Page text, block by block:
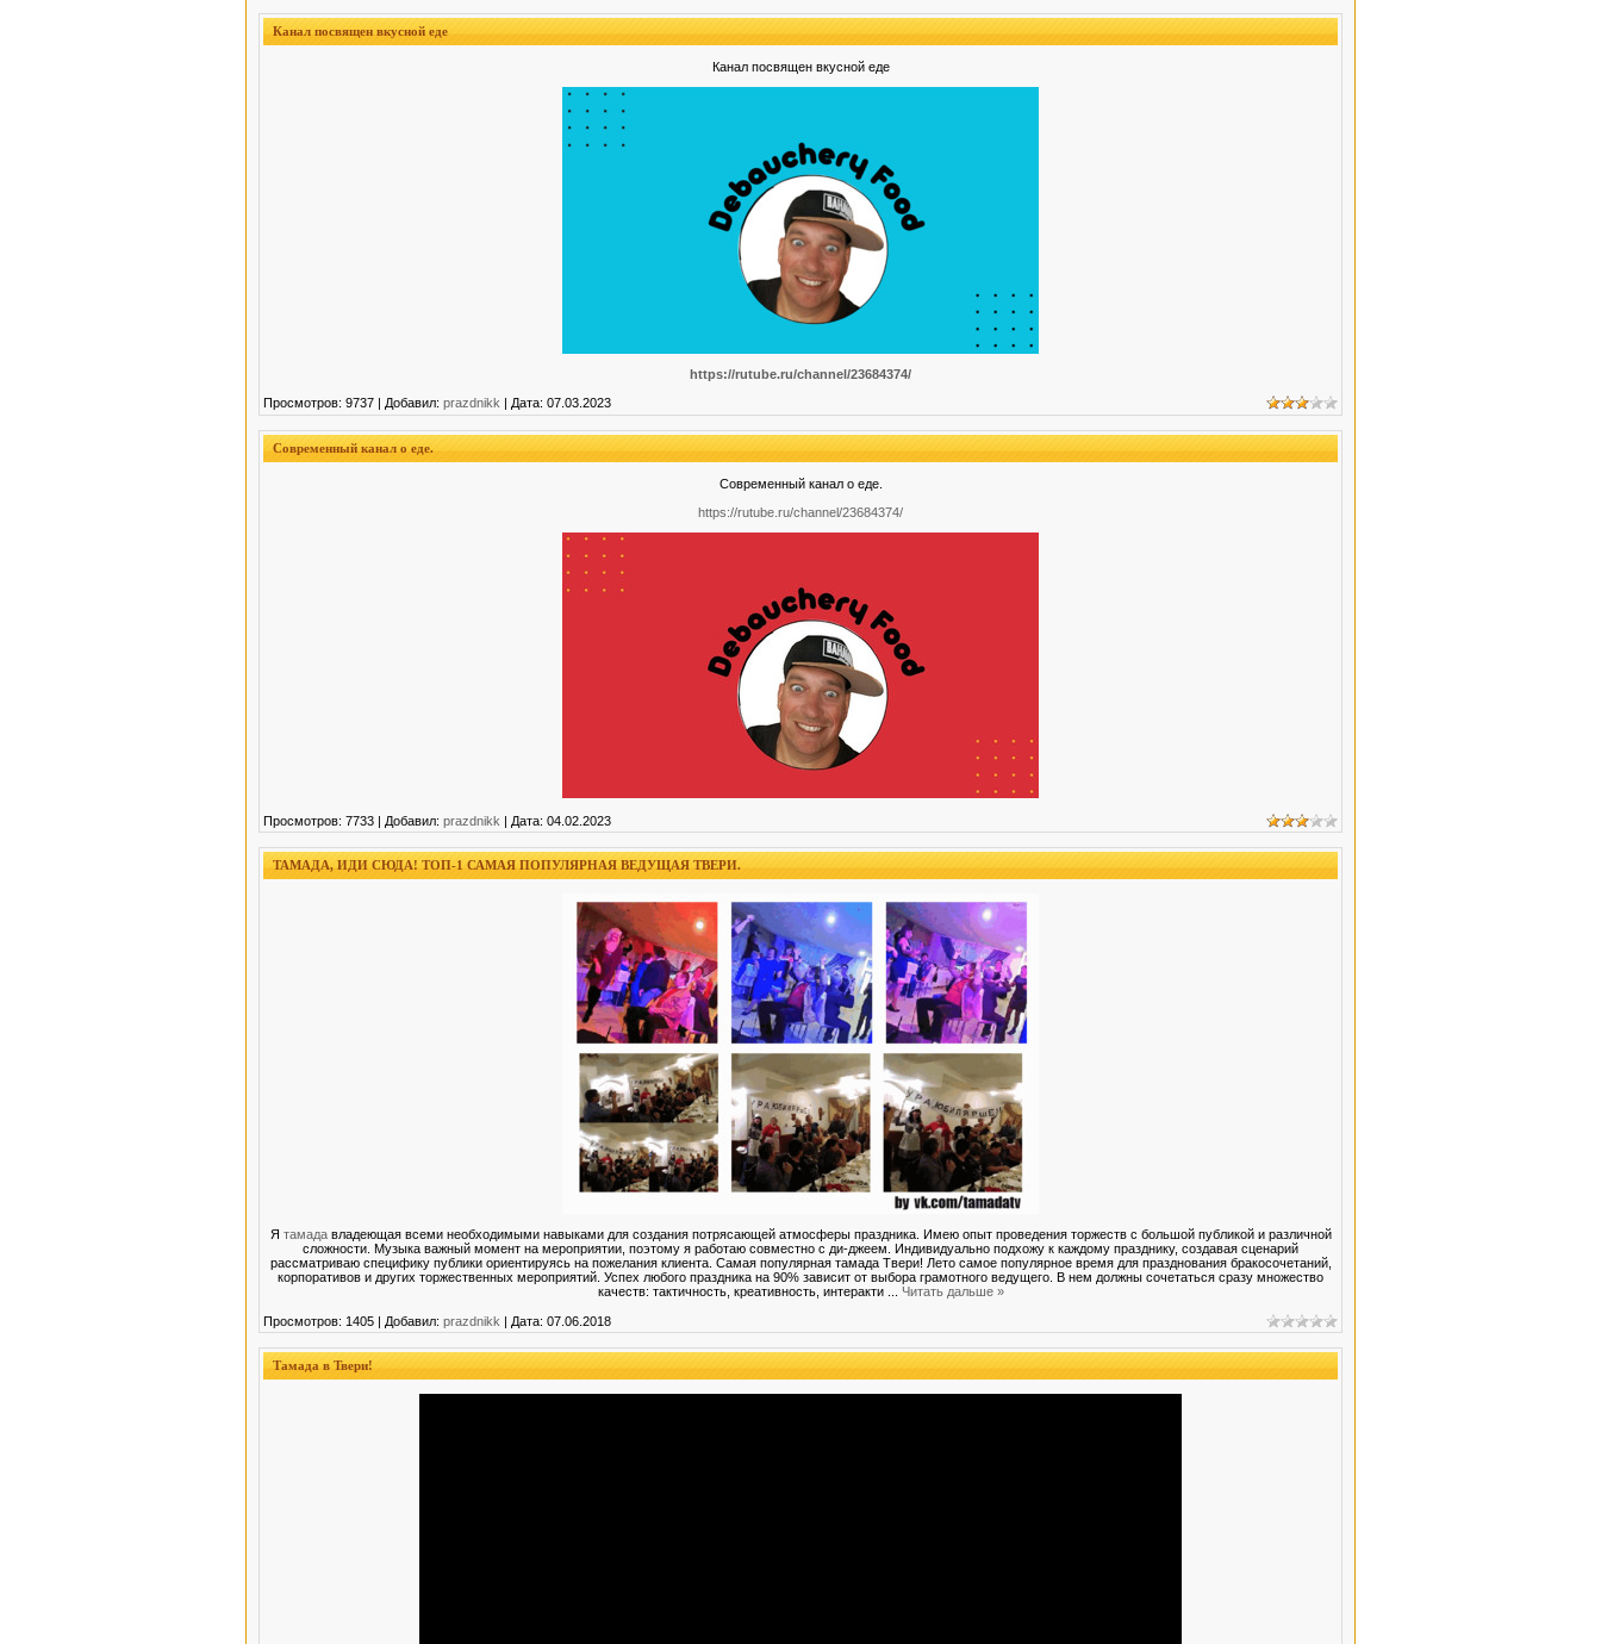
Канал посвящен вкусной еде
Канал посвящен вкусной еде
https://rutube.ru/channel/23684374/
Просмотров: 9737 | Добавил: prazdnikk | Дата: 07.03.2023
Современный канал о еде.
Современный канал о еде.
https://rutube.ru/channel/23684374/
Просмотров: 7733 | Добавил: prazdnikk | Дата: 04.02.2023
ТАМАДА, ИДИ СЮДА! ТОП-1 САМАЯ ПОПУЛЯРНАЯ ВЕДУЩАЯ ТВЕРИ.
Я тамадавладеющая всеми необходимыми навыками для создания потрясающей атмосферы праздника. Имею опыт проведения торжеств с большой публикой и различной
сложности. Музыка важный момент на мероприятии, поэтому я работаю совместно с ди-джеем. Индивидуально подхожу к каждому празднику, создавая сценарий
рассматриваю специфику публики ориентируясь на пожелания клиента. Самая популярная тамада Твери! Лето самое популярное время для празднования бракосочетаний,
корпоративов и других торжественных мероприятий. Успех любого праздника на 90% зависит от выбора грамотного ведущего. В нем должны сочетаться сразу множество
качеств: тактичность, креативность, интеракти
Читать дальше »
Просмотров: 1405 | Добавил: prazdnikk | Дата: 07.06.2018
Тамада в Твери!